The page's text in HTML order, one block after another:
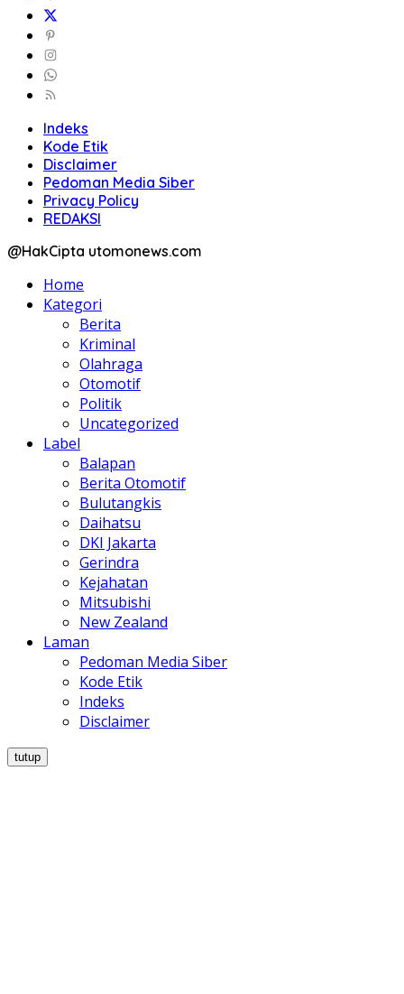
Indeks
Kode Etik
Disclaimer
Pedoman Media Siber
Privacy Policy
REDAKSI
@HakCipta utomonews.com
Home
Kategori
Berita
Kriminal
Olahraga
Otomotif
Politik
Uncategorized
Label
Balapan
Berita Otomotif
Bulutangkis
Daihatsu
DKI Jakarta
Gerindra
Kejahatan
Mitsubishi
New Zealand
Laman
Pedoman Media Siber
Kode Etik
Indeks
Disclaimer
tutup